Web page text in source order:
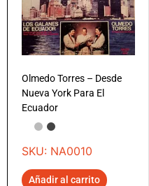
Olmedo Torres – Desde
Nueva York Para El
Ecuador
SKU: NA0010
Añadir al carrito